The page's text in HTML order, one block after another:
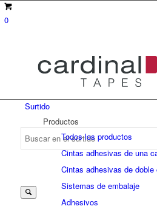
0
Surtido
Productos
Todos los productos
Cintas adhesivas de una
Cintas adhesivas de doble
Sistemas de embalaje
Adhesivos